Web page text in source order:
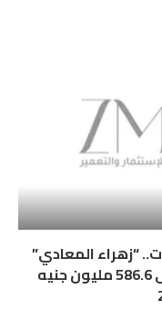
“زهراء المعادي”
ترفع أرباحها 70.6% إلى 586.6 مليون جنيه